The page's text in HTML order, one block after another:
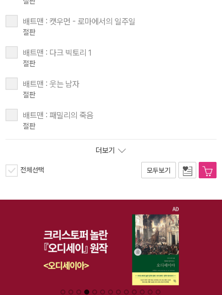
배트맨 : 캣우먼 - 로마에서의 일주일
절판
배트맨 : 다크 빅토리 1
절판
배트맨 : 웃는 남자
절판
배트맨 : 패밀리의 죽음
절판
더보기
전체선택 모두보기